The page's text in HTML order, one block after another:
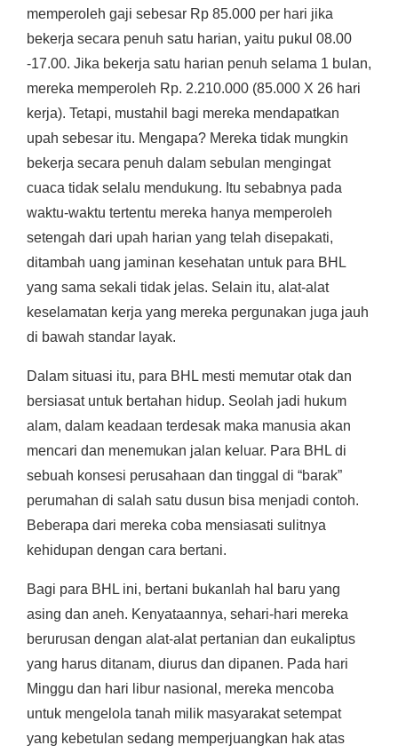
memperoleh gaji sebesar Rp 85.000 per hari jika
bekerja secara penuh satu harian, yaitu pukul 08.00
-17.00. Jika bekerja satu harian penuh selama 1 bulan,
mereka memperoleh Rp. 2.210.000 (85.000 X 26 hari
kerja). Tetapi, mustahil bagi mereka mendapatkan
upah sebesar itu. Mengapa? Mereka tidak mungkin
bekerja secara penuh dalam sebulan mengingat
cuaca tidak selalu mendukung. Itu sebabnya pada
waktu-waktu tertentu mereka hanya memperoleh
setengah dari upah harian yang telah disepakati,
ditambah uang jaminan kesehatan untuk para BHL
yang sama sekali tidak jelas. Selain itu, alat-alat
keselamatan kerja yang mereka pergunakan juga jauh
di bawah standar layak.
Dalam situasi itu, para BHL mesti memutar otak dan
bersiasat untuk bertahan hidup. Seolah jadi hukum
alam, dalam keadaan terdesak maka manusia akan
mencari dan menemukan jalan keluar. Para BHL di
sebuah konsesi perusahaan dan tinggal di “barak”
perumahan di salah satu dusun bisa menjadi contoh.
Beberapa dari mereka coba mensiasati sulitnya
kehidupan dengan cara bertani.
Bagi para BHL ini, bertani bukanlah hal baru yang
asing dan aneh. Kenyataannya, sehari-hari mereka
berurusan dengan alat-alat pertanian dan eukaliptus
yang harus ditanam, diurus dan dipanen. Pada hari
Minggu dan hari libur nasional, mereka mencoba
untuk mengelola tanah milik masyarakat setempat
yang kebetulan sedang memperjuangkan hak atas